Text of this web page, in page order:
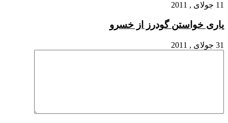
11 جولای , 2011
یارى خواستن گودرز از خسرو
31 جولای , 2011